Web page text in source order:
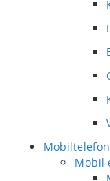
Mobil